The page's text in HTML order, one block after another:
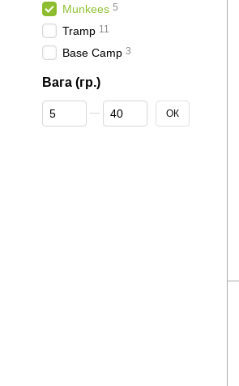
Munkees 5
Tramp 11
Base Camp 3
Вага (гр.)
Від Вага (гр.)
До Вага (гр.) ОК